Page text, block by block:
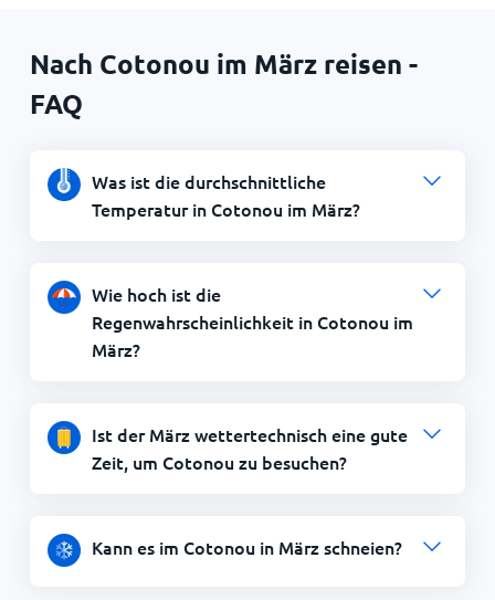
Nach Cotonou im März reisen -
FAQ
Was ist die durchschnittliche
Temperatur in Cotonou im März?
Wie hoch ist die
Regenwahrscheinlichkeit in Cotonou im
März?
Ist der März wettertechnisch eine gute
Zeit, um Cotonou zu besuchen?
Kann es im Cotonou in März schneien?